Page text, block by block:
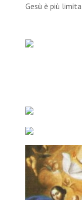
Gesù è più